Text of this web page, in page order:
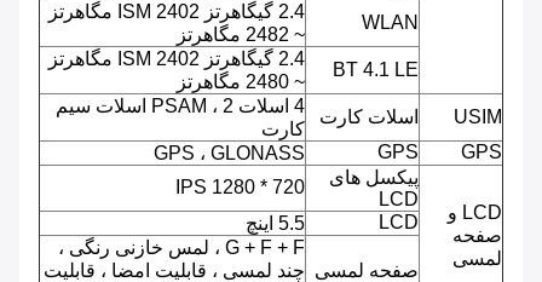
WLAN
2.4 گیگاهرتز ISM 2402 مگاهرتز
~ 2482 مگاهرتز
BT 4.1 LE
2.4 گیگاهرتز ISM 2402 مگاهرتز
~ 2480 مگاهرتز
USIM
اسلات کارت
4 اسلات PSAM ، 2 اسلات سیم
کارت
GPS
GPS GPS ، GLONASS
LCD و
صفحه
لمسی
پیکسل های
LCD
720 * 1280 IPS
LCD
5.5 اینچ
صفحه لمسی
G + F + F ، لمس خازنی رنگی ،
چند لمسی ، قابلیت امضا ، قابلیت